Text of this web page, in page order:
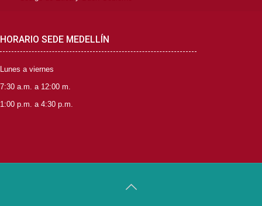
HORARIO SEDE MEDELLÍN
Lunes a viernes
7:30 a.m. a 12:00 m.
1:00 p.m. a 4:30 p.m.